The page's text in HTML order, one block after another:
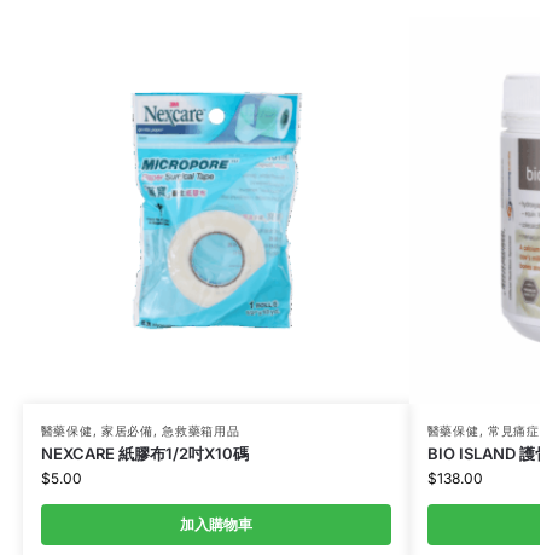
醫藥保健, 家居必備,急救藥箱用品
NEXCARE 紙膠布1/2吋X10碼
$5.00
加入購物車
醫藥保健, 常見痛症
BIO ISLAND 護
$138.00